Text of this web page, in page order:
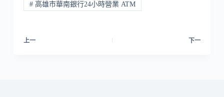
#高雄市華南銀行24小時營業 ATM
上一 下一